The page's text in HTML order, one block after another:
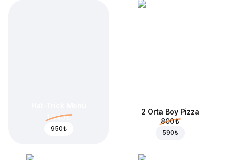
1.340 ₺
950 ₺
2 Orta Boy Pizza
800 ₺
590 ₺